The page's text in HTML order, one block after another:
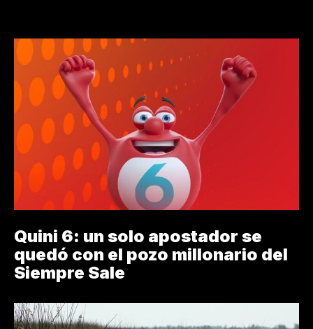
Quini 6: un solo apostador se
quedó con el pozo millonario del
Siempre Sale